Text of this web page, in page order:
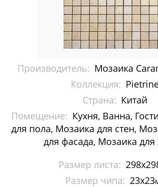
Мозаика Bonaparte
Мозаика Caramelle Mosaic
Alchimia
Arlecchino Мозаика
Art Stone
Candylike
Impressioni мозаика
Производитель: Мозаика
Коллекция:
Страна: Китай
Помещение: Кухня, Ванна,
для пола, Мозаика для стен,
Размер листа:
Размер чипа: 23x23